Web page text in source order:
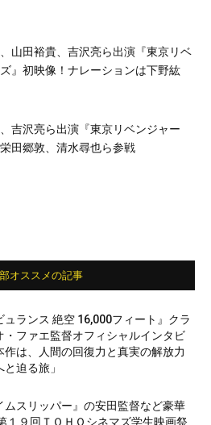
山田裕貴、吉沢亮ら出演『東京リベ
』初映像！ナレーションは下野紘
吉沢亮ら出演『東京リベンジャー
田郷敦、清水尋也ら参戦
オススメの記事
ュランス 絶空 16,000フィート』クラ
・ファエ監督オフィシャルインタビ
作は、人間の回復力と真実の解放力
迫る旅」
ムスリッパー』の安田監督など豪華
１９回ＴＯＨＯシネマズ学生映画祭